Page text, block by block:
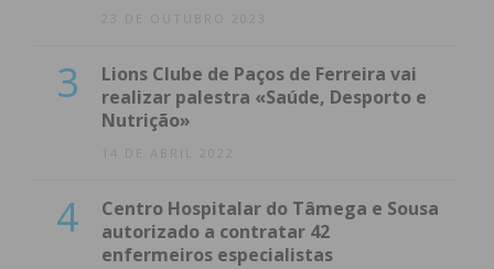
23 DE OUTUBRO 2023
3
Lions Clube de Paços de Ferreira vai
realizar palestra «Saúde, Desporto e
Nutrição»
14 DE ABRIL 2022
4
Centro Hospitalar do Tâmega e Sousa
autorizado a contratar 42
enfermeiros especialistas